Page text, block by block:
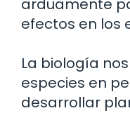
arduamente
efectos en los
La biología
especies en
desarrollar